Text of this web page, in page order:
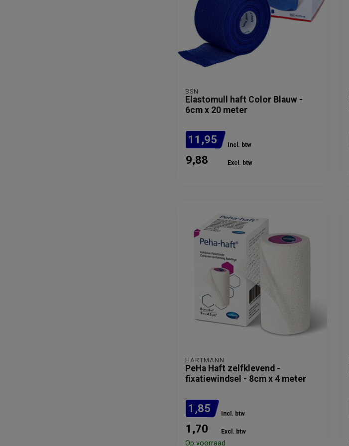
BSN
Elastomull haft Color Blauw -
6cm x 20 meter
11,95 Incl. btw
9,88 Excl. btw
HARTMANN
PeHa Haft zelfklevend -
fixatiewindsel - 8cm x 4 meter
1,85 Incl. btw
1,70 Excl. btw
Op voorraad